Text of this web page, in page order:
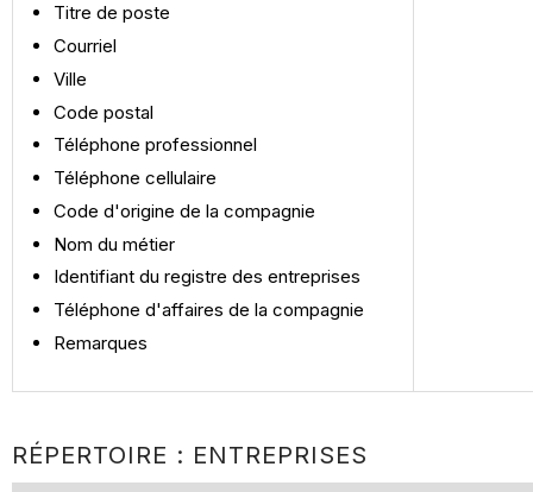
Titre de poste
Courriel
Ville
Code postal
Téléphone professionnel
Téléphone cellulaire
Code d'origine de la compagnie
Nom du métier
Identifiant du registre des entreprises
Téléphone d'affaires de la compagnie
Remarques
RÉPERTOIRE : ENTREPRISES